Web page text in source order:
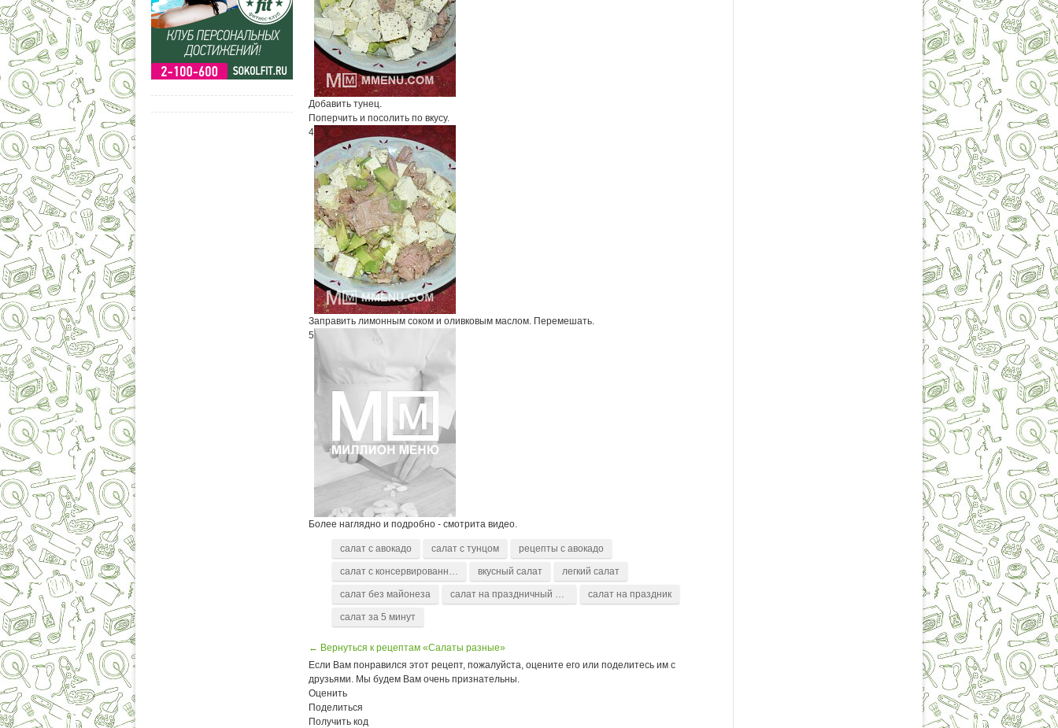
Добавить тунец.
Поперчить и посолить по вкусу.
4
Заправить лимонным соком и оливковым маслом. Перемешать.
5
Более наглядно и подробно - смотрита видео.
салат с авокадо салат с тунцом рецепты с авокадо
салат с консервированным тунцом вкусный салат легкий салат
салат без майонеза салат на праздничный стол салат на праздник
салат за 5 минут
← Вернуться к рецептам «Салаты разные»
Если Вам понравился этот рецепт, пожалуйста, оцените его или поделитесь им с
друзьями. Мы будем Вам очень признательны.
Оценить
Поделиться
Получить код